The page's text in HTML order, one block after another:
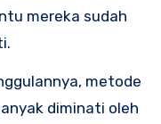
mereka sudah
metode
diminati oleh